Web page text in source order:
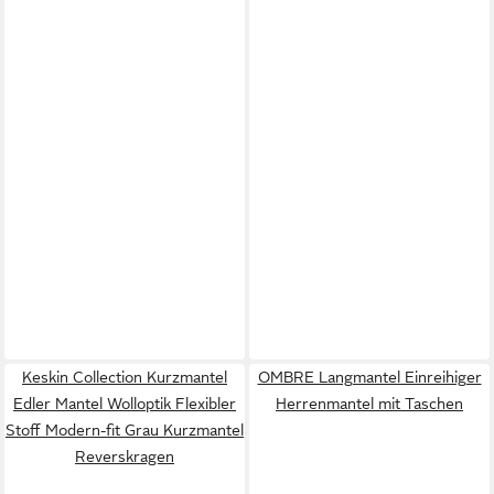
Keskin Collection Kurzmantel
Edler Mantel Wolloptik Flexibler
Stoff Modern-fit Grau Kurzmantel
Reverskragen
OMBRE Langmantel Einreihiger
Herrenmantel mit Taschen